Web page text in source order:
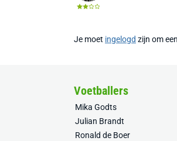
Je moet ingelogd zijn om
Voetballers
Mika Godts
Julian Brandt
Ronald de Boer